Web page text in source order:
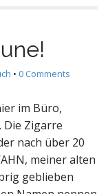
• 0 Comments
im Büro,
Die Zigarre
nach über 20
meiner alten
geblieben